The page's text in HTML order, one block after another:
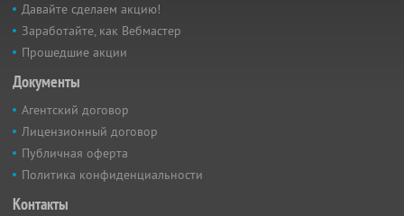
Давайте сделаем акцию!
Заработайте, как Вебмастер
Прошедшие акции
Документы
Агентский договор
Лицензионный договор
Публичная оферта
Политика конфиденциальности
Контакты